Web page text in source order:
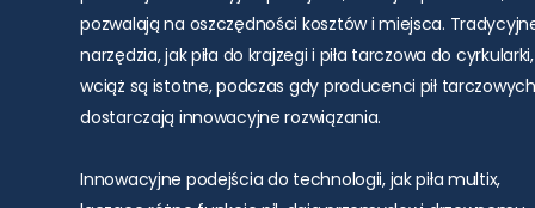
pozwalają na oszczędności kosztów i miejsca.
narzędzia, jak piła do krajzegi i piła tarczowa do cyrkularki,
wciąż są istotne, podczas gdy producenci pił tarczowych
dostarczają innowacyjne rozwiązania.
Innowacyjne podejścia do technologii, jak piła multix,